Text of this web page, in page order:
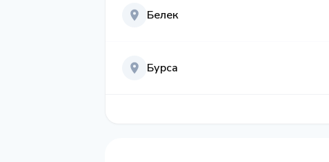
Белек
Бурса